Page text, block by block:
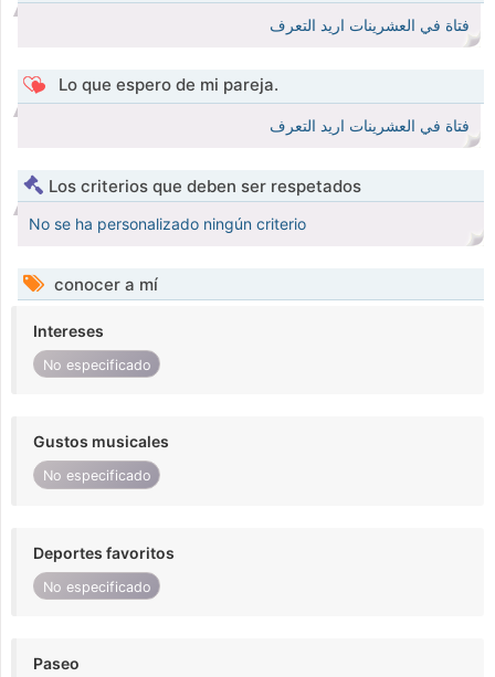
فتاة في العشرينات اريد التعرف
Lo que espero de mi pareja.
فتاة في العشرينات اريد التعرف
Los criterios que deben ser respetados
No se ha personalizado ningún criterio
conocer a mí
Intereses
No especificado
Gustos musicales
No especificado
Deportes favoritos
No especificado
Paseo